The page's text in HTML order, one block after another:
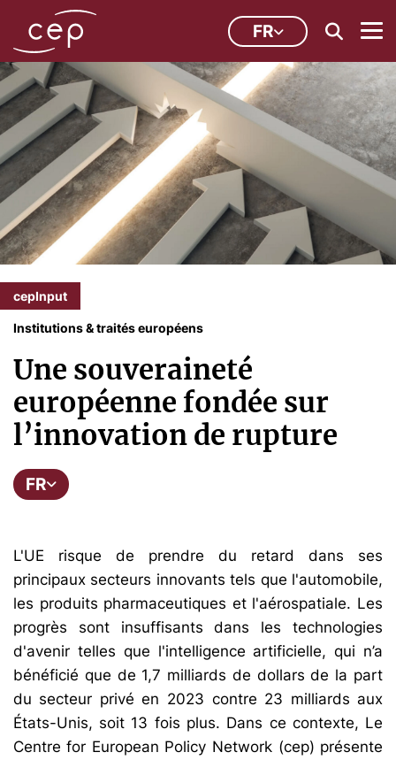
FR
cepInput
Institutions & traités européens
Une souveraineté
européenne fondée sur
l’innovation de rupture
FR
L'UE risque de prendre du retard dans ses
principaux secteurs innovants tels que l'automobile,
les produits pharmaceutiques et l'aérospatiale. Les
progrès sont insuffisants dans les technologies
d'avenir telles que l'intelligence artificielle, qui n’a
bénéficié que de 1,7 milliards de dollars de la part
du secteur privé en 2023 contre 23 milliards aux
États-Unis, soit 13 fois plus. Dans ce contexte, Le
Centre for European Policy Network (cep) présente